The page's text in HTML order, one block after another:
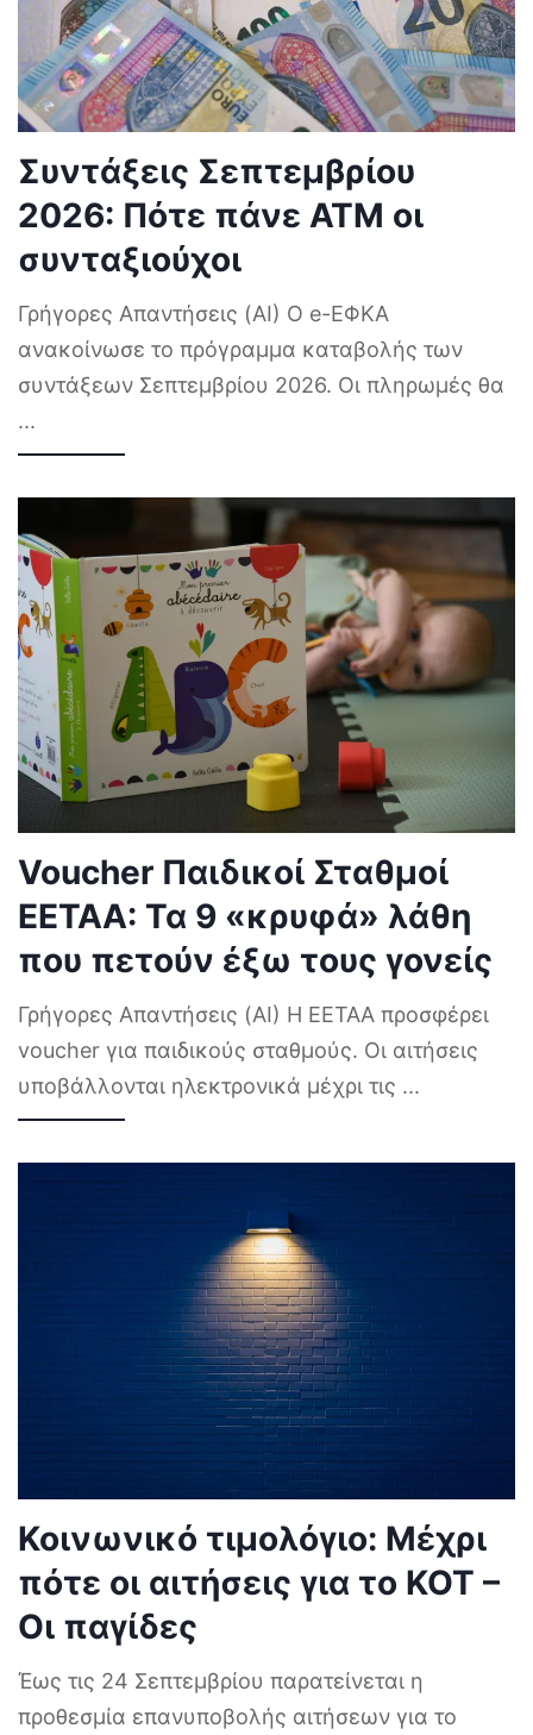
Συντάξεις Σεπτεμβρίου
2026: Πότε πάνε ΑΤΜ οι
συνταξιούχοι
Γρήγορες Απαντήσεις (AI) Ο e-ΕΦΚΑ
ανακοίνωσε το πρόγραμμα καταβολής των
συντάξεων Σεπτεμβρίου 2026. Οι πληρωμές θα
...
Voucher Παιδικοί Σταθμοί
ΕΕΤΑΑ: Τα 9 «κρυφά» λάθη
που πετούν έξω τους γονείς
Γρήγορες Απαντήσεις (AI) Η ΕΕΤΑΑ προσφέρει
voucher για παιδικούς σταθμούς. Οι αιτήσεις
υποβάλλονται ηλεκτρονικά μέχρι τις ...
Κοινωνικό τιμολόγιο: Μέχρι
πότε οι αιτήσεις για το ΚΟΤ –
Οι παγίδες
Έως τις 24 Σεπτεμβρίου παρατείνεται η
προθεσμία επανυποβολής αιτήσεων για το